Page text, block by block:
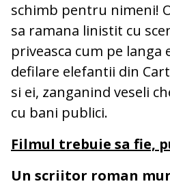
schimb pentru nimeni!
sa ramana linistit cu
priveasca cum pe langa
defilare elefantii din
si ei, zanganind veseli
cu bani publici.
Filmul trebuie sa fie,
Un scriitor roman